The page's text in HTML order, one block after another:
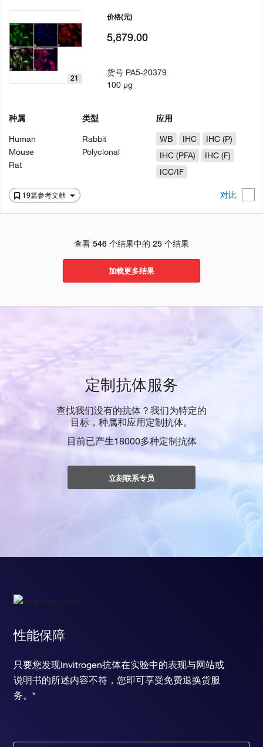
19篇参考文献 对比
21
种属
Human
Mouse
Rat
类型
Rabbit
Polyclonal
应用
WB
IHC
IHC (P)
IHC (PFA)
IHC (F)
ICC/IF
价格(元)
5,879.00
货号 PA5-20379
100 µg
查看 546 个结果中的 25 个结果
加载更多结果
定制抗体服务
查找我们没有的抗体？我们为特定的
目标，种属和应用定制抗体。
目前已产生18000多种定制抗体
立刻联系专员
性能保障
只要您发现Invitrogen抗体在实验中的表现与网站或
说明书的所述内容不符，您即可享受免费退换货服
务。*